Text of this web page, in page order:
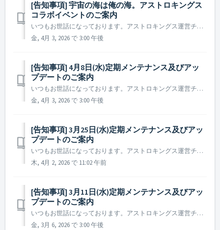
[告知事項] 宇宙の海は俺の海。アストロキングス
コラボイベントのご案内
いつもお世話になっております。アストロキングス運営チームです。 広大で漆黒の宇宙の海を駆ける伝説、宇宙SFを代表する名作アニメ「宇宙海賊キャプテンハーロック」の英雄たちが、再びアストロキングスの銀河に帰ってきます。 自由を掲げる海賊旗とともに、再びアストロキングスの銀河を航海しましょう！ ...
金, 4月 3, 2026 で 3:00 午後
[告知事項] 4月8日(水)定期メンテナンス及びアッ
プデートのご案内
いつもお世話になっております。アストロキングス運営チームです。 2026年4月8日(水)に実施予定の定期メンテナンス及びアップデート内容についてご案内いたします。 ※ 本告知は事前告知であり、諸事情により一部内容が変更となる場合がございます。その際は改めてご案内いたします。 ▶ 定期メン...
金, 4月 3, 2026 で 3:00 午後
[告知事項] 3月25日(水)定期メンテナンス及びアッ
プデートのご案内
いつもお世話になっております。アストロキングス運営チームです。 2026年3月25日(水)に実施予定の定期メンテナンス及びアップデート内容についてご案内いたします。 ※ 本告知は事前告知であり、諸事情により一部内容が変更となる場合がございます。その際は改めてご案内いたします。 ▶ 定期メ...
木, 4月 2, 2026 で 11:02 午前
[告知事項] 3月11日(水)定期メンテナンス及びアッ
プデートのご案内
いつもお世話になっております。アストロキングス運営チームです。 2026年3月11日(水)に実施予定の定期メンテナンス及びアップデート内容についてご案内いたします。 ※ 本告知は事前告知であり、諸事情により一部内容が変更となる場合がございます。その際は改めてご案内いたします。 ▶ 定期メンテナンス及びアッ...
金, 3月 6, 2026 で 3:00 午後